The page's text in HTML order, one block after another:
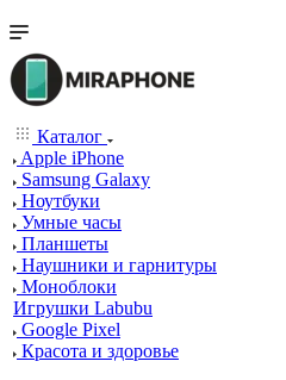
Каталог
Apple iPhone
Samsung Galaxy
Ноутбуки
Умные часы
Планшеты
Наушники и гарнитуры
Моноблоки
Игрушки Labubu
Google Pixel
Красота и здоровье